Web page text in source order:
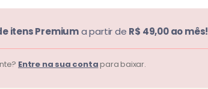
itens Premiuma partir de R$ 49,00 ao mês!
Entre na sua contapara baixar.